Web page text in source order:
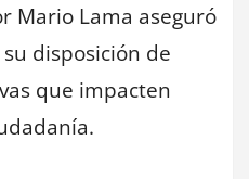
Mario Lama aseguró
disposición de
que impacten